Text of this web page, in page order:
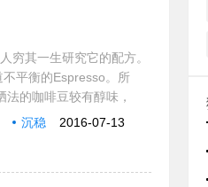
穷其一生研究它的配方。
平衡的Espresso。所
的咖啡豆较有醇味，
2016-07-13
沉稳